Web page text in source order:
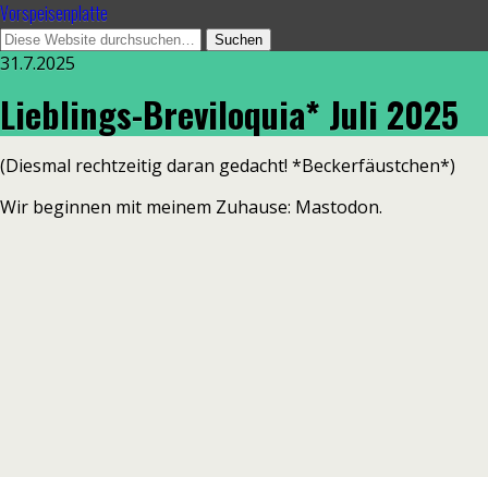
Vorspeisenplatte
31.7.2025
Lieblings-Breviloquia* Juli 2025
(Diesmal rechtzeitig daran gedacht! *Beckerfäustchen*)
Wir beginnen mit meinem Zuhause: Mastodon.